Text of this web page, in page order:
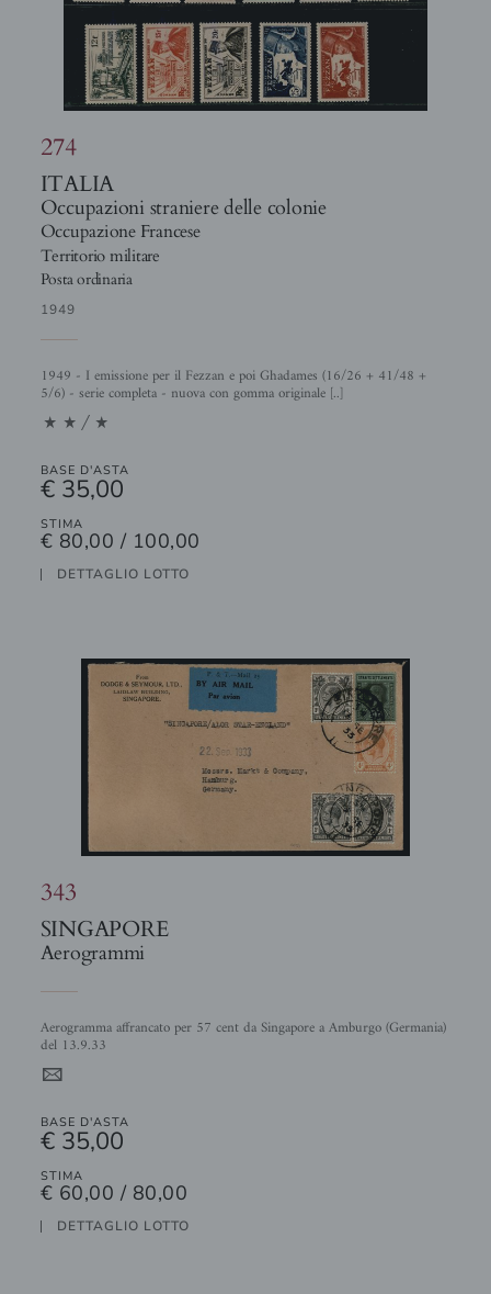
274
ITALIA
Occupazioni straniere delle colonie
Occupazione Francese
Territorio militare
Posta ordinaria
1949
1949 - I emissione per il Fezzan e poi Ghadames (16/26 + 41/48 +
5/6) - serie completa - nuova con gomma originale [..]
11/1
BASE D'ASTA
€ 35,00
STIMA
€ 80,00 / 100,00
DETTAGLIO LOTTO
343
SINGAPORE
Aerogrammi
Aerogramma affrancato per 57 cent da Singapore a Amburgo (Germania)
del 13.9.33
4
BASE D'ASTA
€ 35,00
STIMA
€ 60,00 / 80,00
DETTAGLIO LOTTO